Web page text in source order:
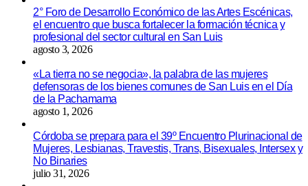
2° Foro de Desarrollo Económico de las Artes Escénicas,
el encuentro que busca fortalecer la formación técnica y
profesional del sector cultural en San Luis
agosto 3, 2026
«La tierra no se negocia», la palabra de las mujeres
defensoras de los bienes comunes de San Luis en el Día
de la Pachamama
agosto 1, 2026
Córdoba se prepara para el 39º Encuentro Plurinacional de
Mujeres, Lesbianas, Travestis, Trans, Bisexuales, Intersex y
No Binaries
julio 31, 2026